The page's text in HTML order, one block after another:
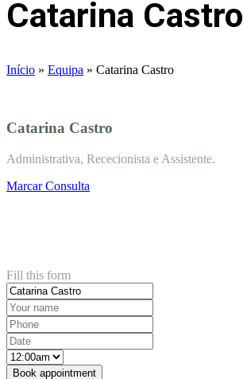
Catarina Castro
Início » Equipa » Catarina Castro
Catarina Castro
Administrativa, Rececionista e Assistente.
Marcar Consulta
Fill this form